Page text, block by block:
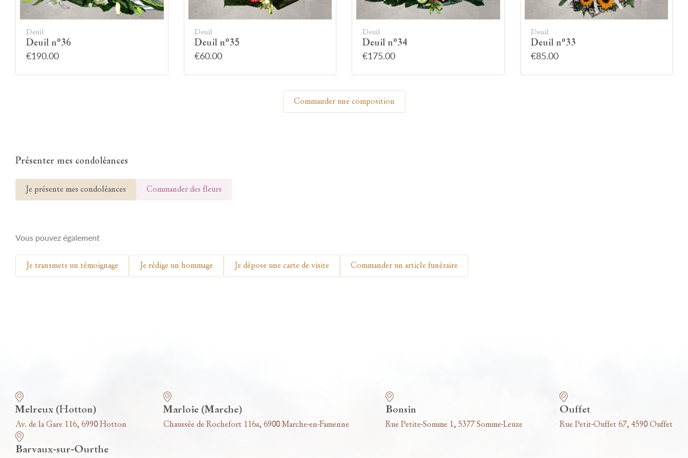
Allumez une bougie
Montrez votre soutien à la famille en allumant
symboliquement une bougie.
Deuil
Deuil n°36
€190.00
Deuil
Deuil n°35
€60.00
Deuil
Deuil n°34
€175.00
Deuil
Deuil n°33
€85.00
Commander une composition
Présenter mes condoléances
Je présente mes condoléances Commander des fleurs
Vous pouvez également
Je transmets un témoignage Je rédige un hommage Je dépose une carte de visite Commander un article funéraire
Melreux (Hotton)
Av. de la Gare 116, 6990 Hotton
Marloie (Marche)
Chaussée de Rochefort 116a, 6900 Marche-en-Famenne
Bonsin
Rue Petite-Somme 1, 5377 Somme-Leuze
Ouffet
Rue Petit-Ouffet 67, 4590 Ouffet
Barvaux-sur-Ourthe